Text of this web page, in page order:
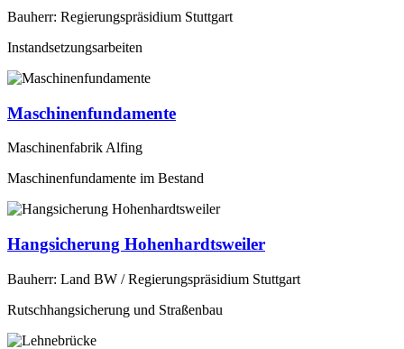
Bauherr: Regierungspräsidium Stuttgart
Instandsetzungsarbeiten
Maschinenfundamente
Maschinenfabrik Alfing
Maschinenfundamente im Bestand
Hangsicherung Hohenhardtsweiler
Bauherr: Land BW / Regierungspräsidium Stuttgart
Rutschhangsicherung und Straßenbau